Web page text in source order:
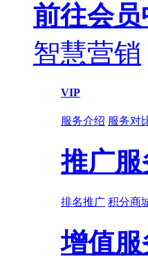
前往会员
智慧营销
VIP
服务介绍 服务对
推广服
排名推广 积分商
增值服